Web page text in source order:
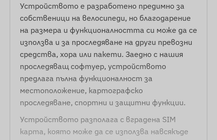
Устройството е разработено предимно за
собственици на велосипеди, но благодарение
на размера и функционалността си може да се
използва и за проследяване на други превозни
средства, хора или пакети. Заедно с нашия
проследяващ софтуер, устройството
предлага пълна функционалност за
местоположение, картографско
проследяване, спортни и защитни функции.
Устройството разполага с вградена SIM
карта, която може да се използва навсякъде